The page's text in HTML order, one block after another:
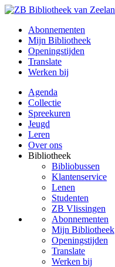
Abonnementen
Mijn Bibliotheek
Openingstijden
Translate
Werken bij
Agenda
Collectie
Spreekuren
Jeugd
Leren
Over ons
Bibliotheek
Bibliobussen
Klantenservice
Lenen
Studenten
ZB Vlissingen
Abonnementen
Mijn Bibliotheek
Openingstijden
Translate
Werken bij